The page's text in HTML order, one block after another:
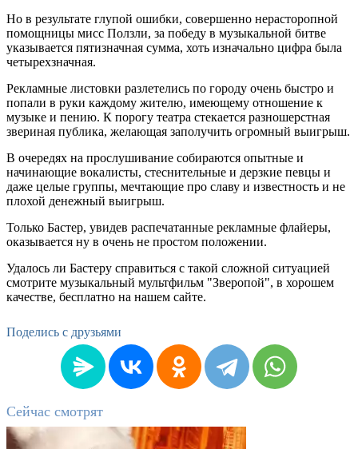
Но в результате глупой ошибки, совершенно нерасторопной
помощницы мисс Ползли, за победу в музыкальной битве
указывается пятизначная сумма, хоть изначально цифра была
четырехзначная.
Рекламные листовки разлетелись по городу очень быстро и
попали в руки каждому жителю, имеющему отношение к
музыке и пению. К порогу театра стекается разношерстная
звериная публика, желающая заполучить огромный выигрыш.
В очередях на прослушивание собираются опытные и
начинающие вокалисты, стеснительные и дерзкие певцы и
даже целые группы, мечтающие про славу и известность и не
плохой денежный выигрыш.
Только Бастер, увидев распечатанные рекламные флайеры,
оказывается ну в очень не простом положении.
Удалось ли Бастеру справиться с такой сложной ситуацией
смотрите музыкальный мультфильм "Зверопой", в хорошем
качестве, бесплатно на нашем сайте.
Поделись с друзьями
Сейчас смотрят